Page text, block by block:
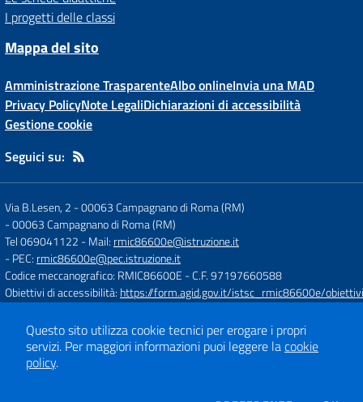
I progetti delle classi
Mappa del sito
Amministrazione TrasparenteAlbo onlineInvia una MAD
Privacy PolicyNote LegaliDichiarazioni di accessibilità
Gestione cookie
Seguici su:
Via B.Lesen, 2 - 00063 Campagnano di Roma (RM)
-00063 Campagnano di Roma (RM)
Tel 069041122 - Mail: rmic86600e@istruzione.it
- PEC: rmic86600e@pec.istruzione.it
Codice meccanografico: RMIC86600E - C.F. 97197660588
Obiettivi di accessibilità: https://form.agid.gov.it/istsc_rmic86600e/obiettivi
Concept & Design by
Designers Italia
Sito web realizzato con CMS
SCUOLASTICO
Questo sito utilizza cookie tecnici per erogare i propri
servizi. Per maggiori informazioni puoi leggere lacookie
policy.